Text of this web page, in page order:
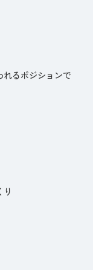
るポジションで
り